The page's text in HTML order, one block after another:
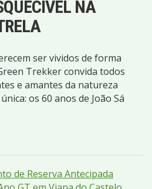
NA
ser vividos de forma
Trekker convida todos
e amantes da natureza
os 60 anos de João Sá